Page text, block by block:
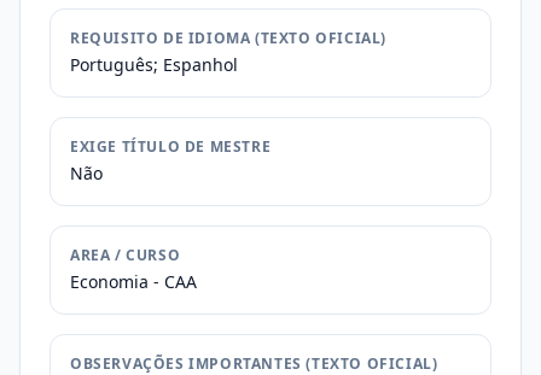
REQUISITO DE IDIOMA (TEXTO OFICIAL)
Português; Espanhol
EXIGE TÍTULO DE MESTRE
Não
AREA / CURSO
Economia - CAA
OBSERVAÇÕES IMPORTANTES (TEXTO OFICIAL)